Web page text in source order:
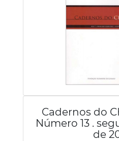
Cadernos do
Número 13 .
de